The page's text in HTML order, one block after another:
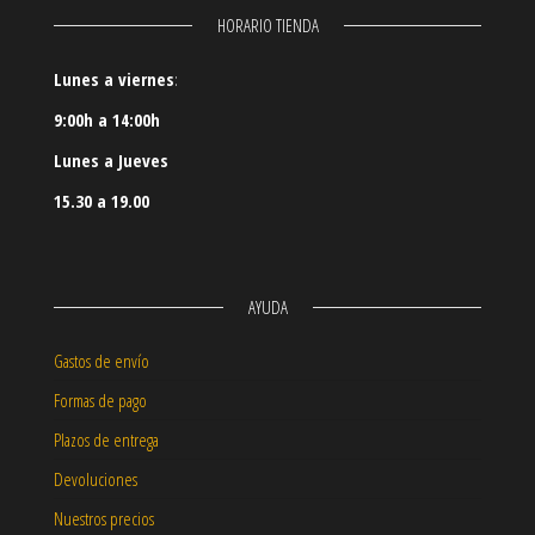
HORARIO TIENDA
Lunes a viernes:
9:00h a 14:00h
Lunes a Jueves
15.30 a 19.00
AYUDA
Gastos de envío
Formas de pago
Plazos de entrega
Devoluciones
Nuestros precios